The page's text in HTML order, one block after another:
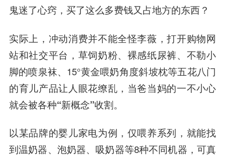
鬼迷了心窍，买了这么多费钱又占地方的东西？
实际上，冲动消费并不能全怪李薇，打开购物网
站和社交平台，草饲奶粉、裸感纸尿裤、不勒小
脚的喷泉袜、15°黄金喂奶角度斜坡枕等五花八门
的育儿产品让人眼花缭乱， 当爸当妈的一不小心
就会被各种“新概念”收割。
以某品牌的婴儿家电为例，仅喂养系列，就能找
到温奶器、泡奶器、吸奶器等8种不同机器，可真